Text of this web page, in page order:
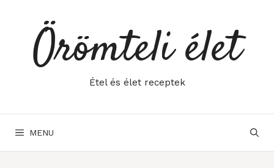
contentÖrömteli élet
Étel és élet receptek
MENU